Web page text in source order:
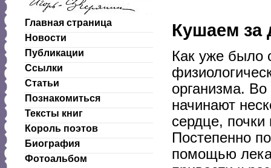
Главная страница
Новости
Публикации
Ссылки
Статьи
Познакомиться
Тексты книг
Король поэтов
Биография
Фотоальбом
Кушаем за
Как уже было
организма.
начинают
сердце,
Постепенно
помощью